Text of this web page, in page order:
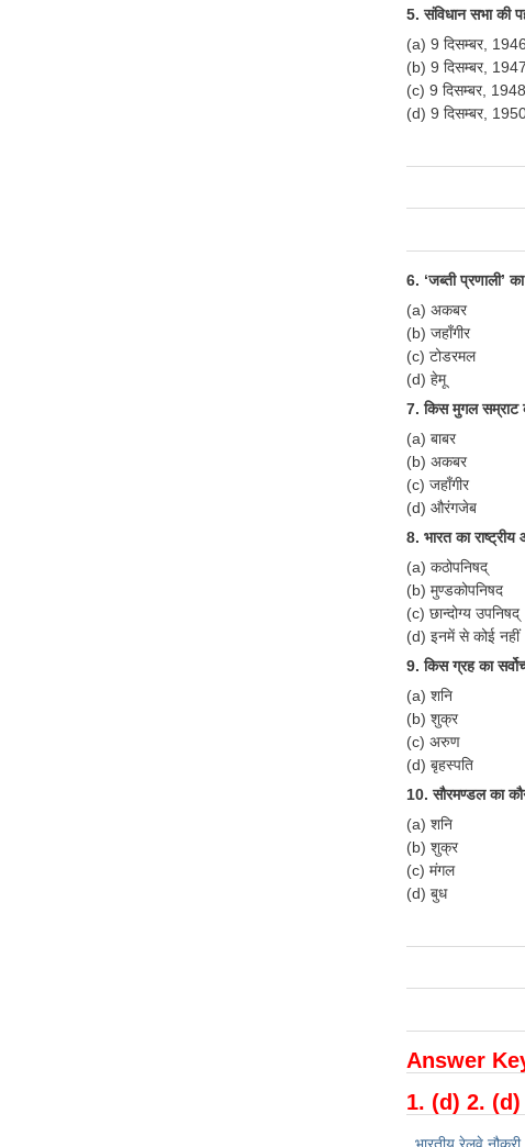
5. संविधान सभा की
(a) 9 दिसम्बर, 1946
(b) 9 दिसम्बर, 1947
(c) 9 दिसम्बर, 1948
(d) 9 दिसम्बर,
6. ‘जब्ती प्रणाली’
(a) अकबर
(b) जहाँगीर
(c) टोडरमल
(d) हेमू
7. किस मुगल सम्राट
(a) बाबर
(b) अकबर
(c) जहाँगीर
(d) औरंगजेब
8. भारत का
(a) कठोपनिषद्
(b) मुण्डकोपनिषद
(c) छान्दोग्य उपनिषद्
(d) इनमें से कोई नहीं
9. किस ग्रह का
(a) शनि
(b) शुक्र
(c) अरुण
(d) बृहस्पति
10. सौरमण्डल का
(a) शनि
(b) शुक्र
(c) मंगल
(d) बुध
Answer
1. (d) 2.